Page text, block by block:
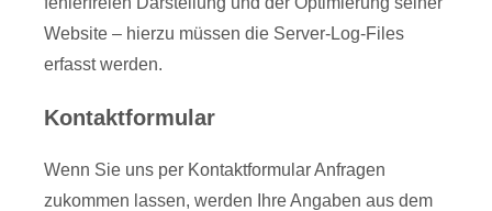
Website – hierzu müssen die Server-Log-Files
erfasst werden.
Kontaktformular
Wenn Sie uns per Kontaktformular Anfragen
zukommen lassen, werden Ihre Angaben aus dem